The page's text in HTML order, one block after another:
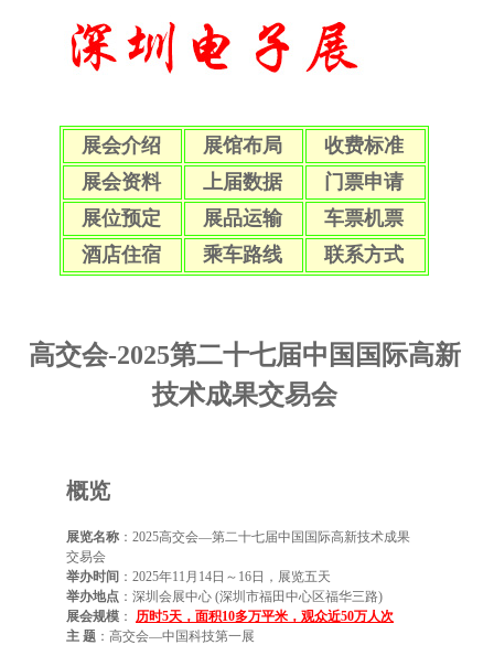
展会介绍 展馆布局
收费标准
展会资料
上届数据
门票申请
展位预定
展品运输
车票机票
酒店住宿
乘车路线 联系方式
高交会-2025第二十七届中国国际高新
技术成果交易会
概览
展览名称 ：2025高交会—第二十七届中国国际高新技术成果
交易会
举办时间 ：2025年11月14日～16日，展览五天
举办地点 ：深圳会展中心 (深圳市福田中心区福华三路)
展会规模 ：
历时5天，面积10多万平米，观众近50万人次
主 题 ：高交会—中国科技第一展